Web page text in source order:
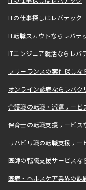
ITの仕事探しはレバテック
IT転職スカウトならレバテ
ITエンジニア就活ならレバ
フリーランスの案件探しな
オンライン診療ならレバク
介護職の転職・派遣サービ
保育士の転職支援サービス
リハビリ職の転職支援サー
医師の転職支援サービスな
医療・ヘルスケア業界の